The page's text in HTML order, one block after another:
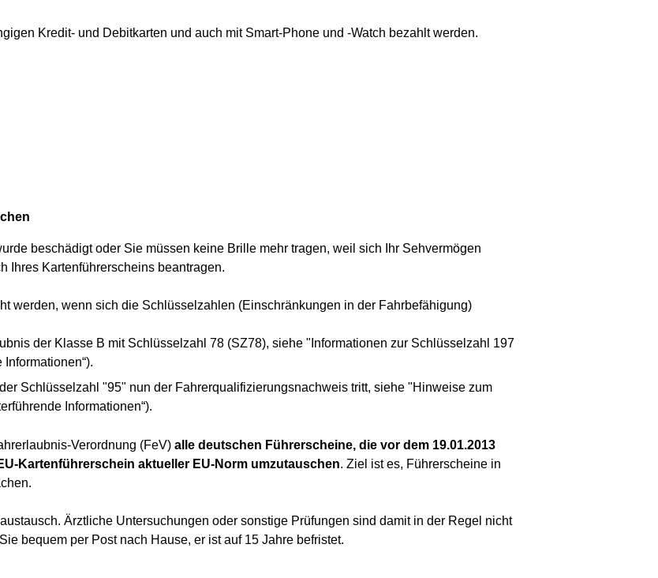
Kredit- und Debitkarten und auch mit Smart-Phone und -Watch bezahlt werden.
beschädigt oder Sie müssen keine Brille mehr tragen, weil sich Ihr Sehvermögen
Ihres Kartenführerscheins beantragen.
werden, wenn sich die Schlüsselzahlen (Einschränkungen in der Fahrbefähigung)
der Klasse B mit Schlüsselzahl 78 (SZ78), siehe "Informationen zur Schlüsselzahl 197
Schlüsselzahl "95" nun der Fahrerqualifizierungsnachweis tritt, siehe "Hinweise zum
Informationen“).
Verordnung (FeV) alle deutschen Führerscheine, die vor dem 19.01.2013
Kartenführerschein aktueller EU-Norm umzutauschen. Ziel ist es, Führerscheine in
Ärztliche Untersuchungen oder sonstige Prüfungen sind damit in der Regel nicht
bequem per Post nach Hause, er ist auf 15 Jahre befristet.